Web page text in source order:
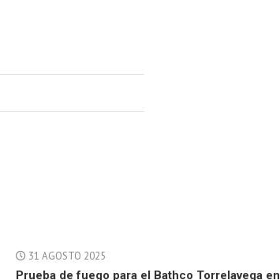
31 AGOSTO 2025
Prueba de fuego para el Bathco Torrelavega en